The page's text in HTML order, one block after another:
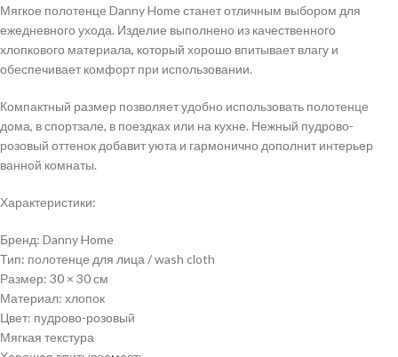
Мягкое полотенце Danny Home станет отличным выбором для
ежедневного ухода. Изделие выполнено из качественного
хлопкового материала, который хорошо впитывает влагу и
обеспечивает комфорт при использовании.
Компактный размер позволяет удобно использовать полотенце
дома, в спортзале, в поездках или на кухне. Нежный пудрово-
розовый оттенок добавит уюта и гармонично дополнит интерьер
ванной комнаты.
Характеристики:
Бренд: Danny Home
Тип: полотенце для лица / wash cloth
Размер: 30 × 30 см
Материал: хлопок
Цвет: пудрово-розовый
Мягкая текстура